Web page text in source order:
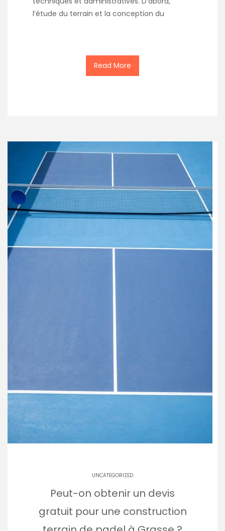
l’étude du terrain et la conception du
Read More
UNCATEGORIZED
Peut-on obtenir un devis
gratuit pour une construction